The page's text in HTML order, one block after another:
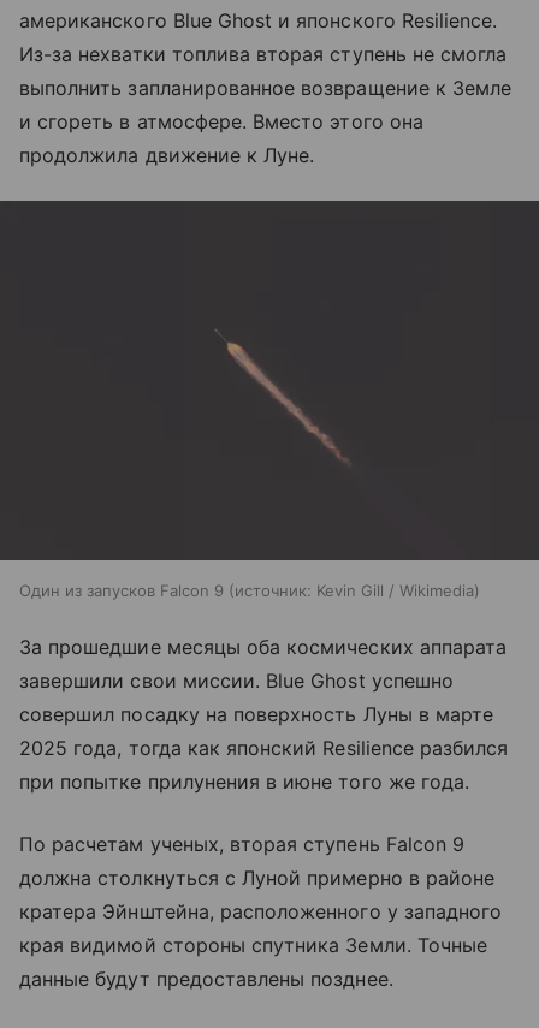
американского Blue Ghost и японского Resilience.
Из-за нехватки топлива вторая ступень не смогла
выполнить запланированное возвращение к Земле
и сгореть в атмосфере. Вместо этого она
продолжила движение к Луне.
Один из запусков Falcon 9 источник: Kevin Gill / Wikimedia
За прошедшие месяцы оба космических аппарата
завершили свои миссии. Blue Ghost успешно
совершил посадку на поверхность Луны в марте
2025 года, тогда как японский Resilience разбился
при попытке прилунения в июне того же года.
По расчетам ученых, вторая ступень Falcon 9
должна столкнуться с Луной примерно в районе
кратера Эйнштейна, расположенного у западного
края видимой стороны спутника Земли. Точные
данные будут предоставлены позднее.